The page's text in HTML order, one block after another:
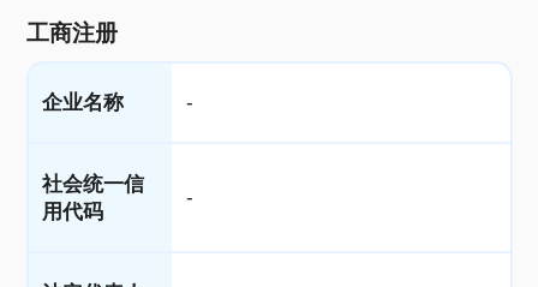
工商注册
企业名称 -
社会统一信
用代码
-